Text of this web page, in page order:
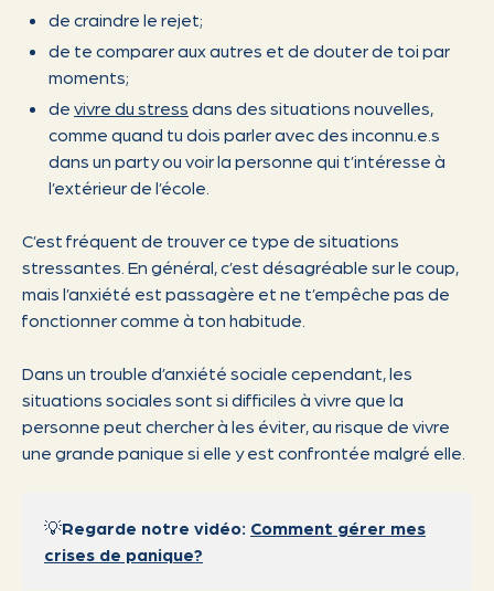
de craindre le rejet;
de te comparer aux autres et de douter de toi par
moments;
de vivre du stress dans des situations nouvelles,
comme quand tu dois parler avec des inconnu.e.s
dans un party ou voir la personne qui t’intéresse à
l’extérieur de l’école.
C’est fréquent de trouver ce type de situations
stressantes. En général, c’est désagréable sur le coup,
mais l’anxiété est passagère et ne t’empêche pas de
fonctionner comme à ton habitude.
Dans un trouble d’anxiété sociale cependant, les
situations sociales sont si difficiles à vivre que la
personne peut chercher à les éviter, au risque de vivre
une grande panique si elle y est confrontée malgré elle.
💡Regarde notre vidéo: Comment gérer mes
crises de panique?